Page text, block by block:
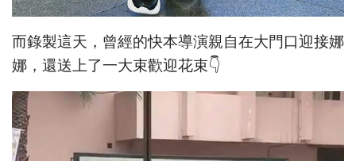
而錄製這天，曾經的快本導演親自在大門口迎接娜
娜，還送上了一大束歡迎花束👇